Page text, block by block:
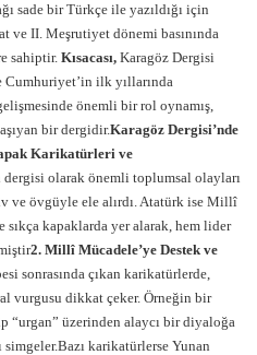
sade bir Türkçe ile yazıldığı için
ve II. Meşrutiyet dönemi basınında
sahiptir. Kısacası, Karagöz Dergisi
Cumhuriyet’in ilk yıllarında
önemli bir rol oynamış,
bir dergidir.Karagöz Dergisi’nde
Karikatürleri ve
dergisi olarak önemli toplumsal olayları
ve övgüyle ele alırdı. Atatürk ise Millî
kapaklarda yer alarak, hem lider
2. Millî Mücadele’ye Destek ve
sonrasında çıkan karikatürlerde,
vurgusu dikkat çeker. Örneğin bir
“urgan” üzerinden alaycı bir diyaloğa
karikatürlerse Yunan